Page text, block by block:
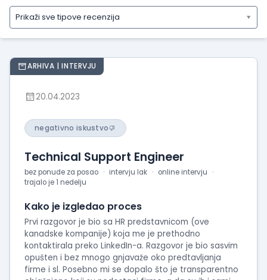
Prikaži sve tipove recenzija
Prikaži
sve
tipove
recenzija
iskustva
radu
utiske
intervjua
ARHIVA | INTERVJU
20.04.2023
negativno iskustvo
Technical Support Engineer
bez ponude za posao intervju lak
online intervju
trajalo je 1 nedelju
Kako je izgledao proces
Prvi razgovor je bio sa HR predstavnicom (ove
kanadske kompanije) koja me je prethodno
kontaktirala preko LinkedIn-a. Razgovor je bio sasvim
opušten i bez mnogo gnjavaže oko predtavljanja
firme i sl. Posebno mi se dopalo što je transparentno